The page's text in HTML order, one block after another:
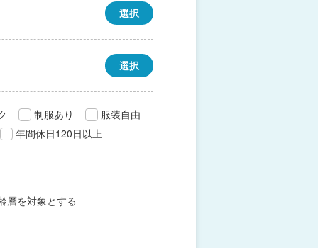
選択
選択
制服あり
服装自由
年間休日120日以上
層を対象とする